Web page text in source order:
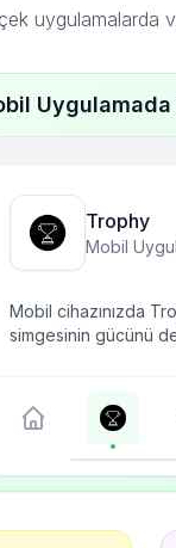
uygulamalarda
Trophy
Mobil
Mobil cihazınızda
simgesinin gücünü